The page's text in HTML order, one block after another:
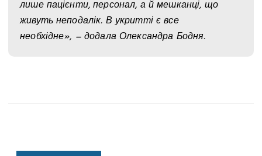
лише пацієнти, персонал, а й мешканці, що
живуть неподалік. В укритті є все
необхідне», — додала Олександра Бодня.